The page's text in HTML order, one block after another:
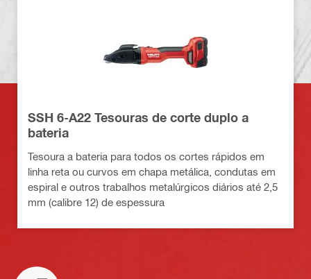
SSH 6-A22 Tesouras de corte duplo a
bateria
Tesoura a bateria para todos os cortes rápidos em
linha reta ou curvos em chapa metálica, condutas em
espiral e outros trabalhos metalúrgicos diários até 2,5
mm (calibre 12) de espessura